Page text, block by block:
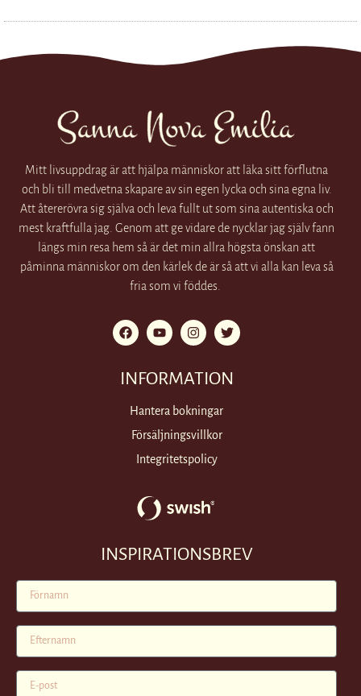
Mitt livsuppdrag är att hjälpa människor att läka sitt förflutna
och bli till medvetna skapare av sin egen lycka och sina egna liv.
Att återerövra sig själva och leva fullt ut som sina autentiska och
mest kraftfulla jag. Genom att ge vidare de nycklar jag själv fann
längs min resa hem så är det min allra högsta önskan att
påminna människor om den kärlek de är så att vi alla kan leva så
fria som vi föddes.
INFORMATION
Hantera bokningar
Försäljningsvillkor
Integritetspolicy
INSPIRATIONSBREV